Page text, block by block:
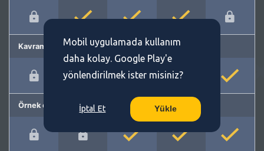
Kavram önerme
Örnek cümleler
Mobil uygulamada kullanım
daha kolay. Google Play'e
yönlendirilmek ister misiniz?
İptal Et Yükle